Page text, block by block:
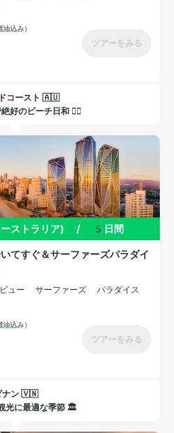
コースト 🇦🇺
好のビーチ日和 🏄‍♂️
ナン 🇻🇳
光に最適な季節 🏛️